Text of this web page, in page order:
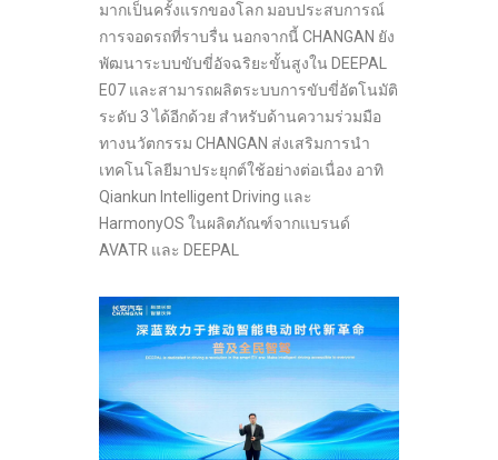
มากเป็นครั้งแรกของโลก มอบประสบการณ์
การจอดรถที่ราบรื่น นอกจากนี้ CHANGAN ยัง
พัฒนาระบบขับขี่อัจฉริยะขั้นสูงใน DEEPAL
E07 และสามารถผลิตระบบการขับขี่อัตโนมัติ
ระดับ 3 ได้อีกด้วย สำหรับด้านความร่วมมือ
ทางนวัตกรรม CHANGAN ส่งเสริมการนำ
เทคโนโลยีมาประยุกต์ใช้อย่างต่อเนื่อง อาทิ
Qiankun Intelligent Driving และ
HarmonyOS ในผลิตภัณฑ์จากแบรนด์
AVATR และ DEEPAL